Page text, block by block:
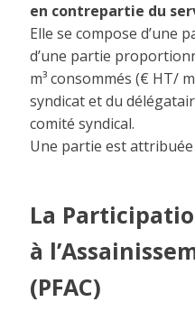
en contrepartie du
Elle se compose d’une
d’une partie
m³ consommés (€ HT/
syndicat et du
comité syndical.
Une partie est attribuée
La
à
(PFAC)